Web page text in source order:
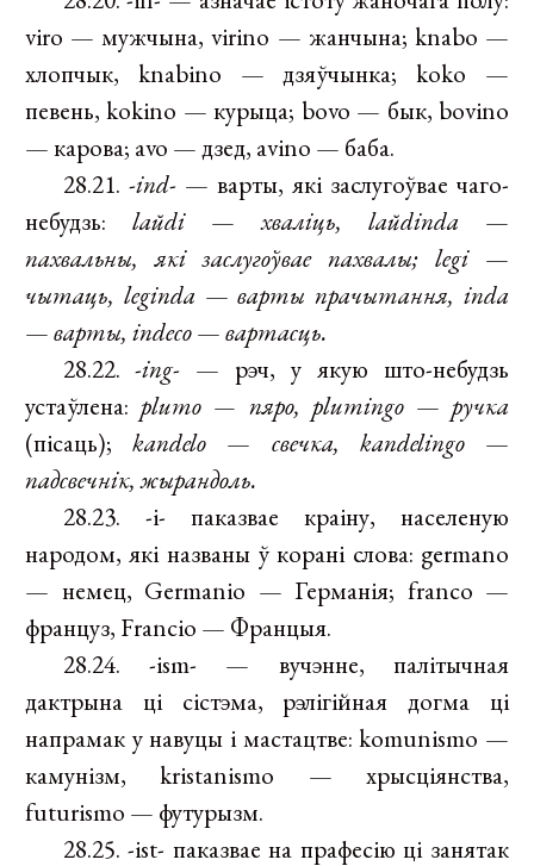
viro — мужчына, virino — жанчына; knabo —
хлопчык, knabino — дзяўчынка; koko —
певень, kokino — курыца; bovo — бык, bovino
— карова; avo — дзед, avino — баба.
28.21. -ind-— варты, які заслугоўвае чаго-
небудзь: laŭdi—хваліць, laŭdinda —
пахвальны, які заслугоўвае пахвалы; legi—
чытаць, leginda —варты прачытання, inda
—варты, indeco—вартасць.
28.22.-ing- — рэч, у якую што-небудзь
устаўлена:plumo — пяро, plumingo—ручка
(пісаць);kandelo — свечка, kandelingo—
падсвечнік, жырандоль.
28.23. -i- паказвае краіну, населеную
народом, які названы ў корані слова: germano
— немец, Germanio — Германія; franco —
француз, Francio — Францыя.
28.24. -ism- — вучэнне, палітычная
дактрына ці сістэма, рэлігійная догма ці
напрамак у навуцы і мастацтве: komunismo —
камунізм, kristanismo — хрысціянства,
futurismo — футурызм.
28.25. -ist- паказвае на прафесію ці занятак